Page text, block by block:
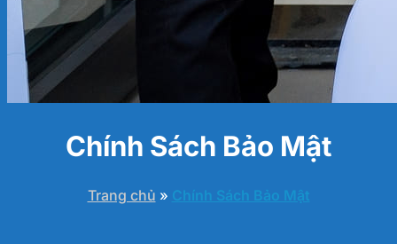
Chính Sách Bảo Mật
Trang chủ » Chính Sách Bảo Mật